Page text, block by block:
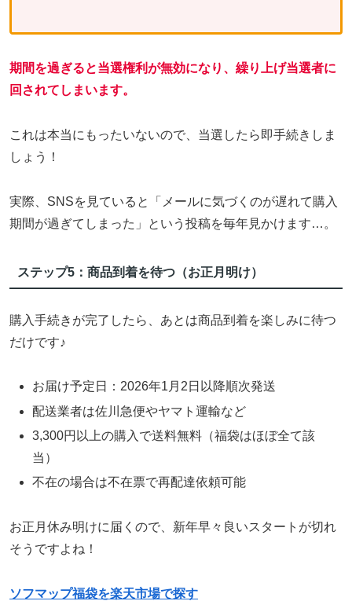
期間を過ぎると当選権利が無効になり、繰り上げ当選者に
回されてしまいます。
これは本当にもったいないので、当選したら即手続きしま
しょう！
実際、SNSを見ていると「メールに気づくのが遅れて購入
期間が過ぎてしまった」という投稿を毎年見かけます…。
ステップ5：商品到着を待つ（お正月明け）
購入手続きが完了したら、あとは商品到着を楽しみに待つ
だけです♪
お届け予定日：2026年1月2日以降順次発送
配送業者は佐川急便やヤマト運輸など
3,300円以上の購入で送料無料（福袋はほぼ全て該
当）
不在の場合は不在票で再配達依頼可能
お正月休み明けに届くので、新年早々良いスタートが切れ
そうですよね！
ソフマップ福袋を楽天市場で探す